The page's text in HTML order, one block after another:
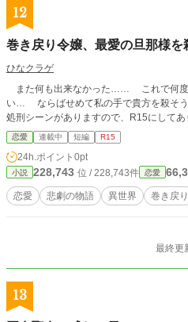
12
巻き戻り令嬢、最愛の旦那様を
ひなクラゲ
また何も出来なかった…… これで何度目だろう… 私では貴方を救えな
い… ならばせめて私の手で貴方を殺そうと思います…… 前半に少し残酷な
処刑シーンがありますので、R15にしてあ
恋愛 連載中 短編 R15
24h.ポイント 0pt
小説 228,743 位 / 228,743件 恋愛
恋愛 悲劇の物語 異世界 巻き戻り
最終更
13